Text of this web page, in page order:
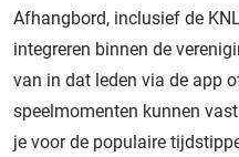
Afhangbord, inclusief de
integreren binnen de
van in dat leden via de app
speelmomenten kunnen
je voor de populaire